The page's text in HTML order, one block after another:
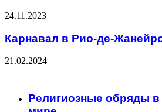
24.11.2023
Карнавал в Рио-де-
21.02.2024
Религиозные обряды